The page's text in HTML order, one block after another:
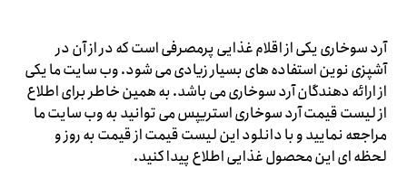
آرد سوخاری یکی از اقلام غذایی پرمصرفی است که در از آن در
آشپزی نوین استفاده های بسیار زیادی می شود. وب سایت ما یکی
از ارائه دهندگان آرد سوخاری می باشد. به همین خاطر برای اطلاع
از لیست قیمت آرد سوخاری استریپس می توانید به وب سایت ما
مراجعه نمایید و با دانلود این لیست قیمت از قیمت به روز و
لحظه ای این محصول غذایی اطلاع پیدا کنید.